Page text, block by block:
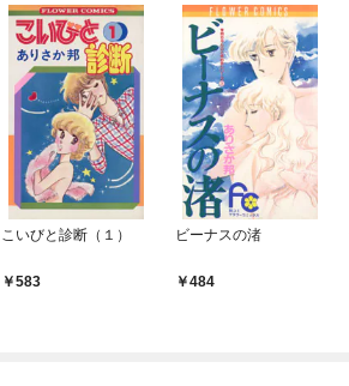
こいびと診断（１）
583
ビーナスの渚
484